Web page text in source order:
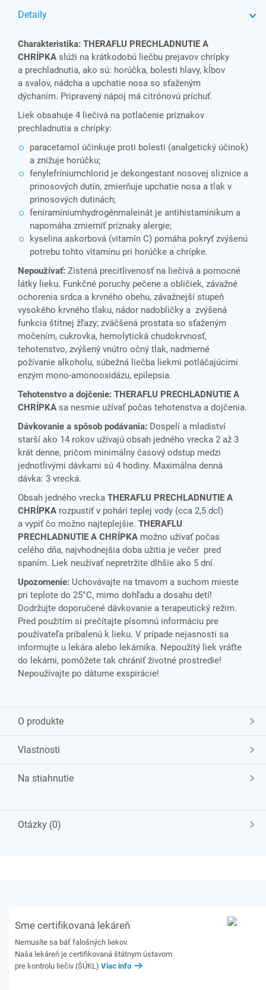
Detaily
Charakteristika: THERAFLU PRECHLADNUTIE A
CHRÍPKA slúži na krátkodobú liečbu prejavov chrípky
a prechladnutia, ako sú: horúčka, bolesti hlavy, kĺbov
a svalov, nádcha a upchatie nosa so sťaženým
dýchaním. Pripravený nápoj má citrónovú príchuť.
Liek obsahuje 4 liečivá na potlačenie príznakov
prechladnutia a chrípky:
paracetamol účinkuje proti bolesti (analgetický účinok)
a znižuje horúčku;
fenylefríniumchlorid je dekongestant nosovej sliznice a
prinosových dutín, zmierňuje upchatie nosa a tlak v
prinosových dutinách;
feniramíniumhydrogénmaleinát je antihistaminikum a
napomáha zmierniť príznaky alergie;
kyselina askorbová (vitamín C) pomáha pokryť zvýšenú
potrebu tohto vitamínu pri horúčke a chrípke.
Nepoužívať: Zistená precitlivenosť na liečivá a pomocné
látky lieku. Funkčné poruchy pečene a obličiek, závažné
ochorenia srdca a krvného obehu, závažnejší stupeň
vysokého krvného tlaku, nádor nadobličky a zvýšená
funkcia štítnej žľazy; zväčšená prostata so sťaženým
močením, cukrovka, hemolytická chudokrvnosť,
tehotenstvo, zvýšený vnútro očný tlak, nadmerné
požívanie alkoholu, súbežná liečba liekmi potláčajúcimi
enzým mono-amonooxidázu, epilepsia.
Tehotenstvo a dojčenie: THERAFLU PRECHLADNUTIE A
CHRÍPKA sa nesmie užívať počas tehotenstva a dojčenia.
Dávkovanie a spôsob podávania: Dospelí a mladiství
starší ako 14 rokov užívajú obsah jedného vrecka 2 až 3
krát denne, pričom minimálny časový odstup medzi
jednotlivými dávkami sú 4 hodiny. Maximálna denná
dávka: 3 vrecká.
Obsah jedného vrecka THERAFLU PRECHLADNUTIE A
CHRÍPKA rozpustiť v pohári teplej vody (cca 2,5 dcl)
a vypiť čo možno najteplejšie. THERAFLU
PRECHLADNUTIE A CHRÍPKA možno užívať počas
celého dňa, najvhodnejšia doba užitia je večer pred
spaním. Liek neužívať nepretržite dlhšie ako 5 dní.
Upozornenie: Uchovávajte na tmavom a suchom mieste
pri teplote do 25°C, mimo dohľadu a dosahu detí!
Dodržujte doporučené dávkovanie a terapeutický režim.
Pred použitím si prečítajte písomnú informáciu pre
používateľa pribalenú k lieku. V prípade nejasností sa
informujte u lekára alebo lekárnika. Nepoužitý liek vráťte
do lekárni, pomôžete tak chrániť životné prostredie!
Nepoužívajte po dátume exspirácie!
O produkte
Vlastnosti
Na stiahnutie
Otázky (0)
Sme certifikovaná lekáreň
Nemusíte sa báť falošných liekov.
Naša lekáreň je certifikovaná štátnym ústavom
pre kontrolu liečiv (ŠÚKL) Viac info